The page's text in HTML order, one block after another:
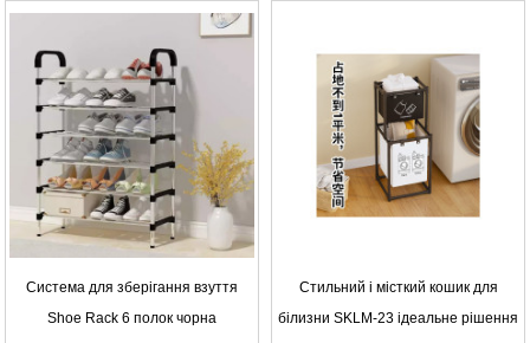
Система для зберігання взуття
Shoe Rack 6 полок чорна
Стильний і місткий кошик для
білизни SKLM-23 ідеальне рішення